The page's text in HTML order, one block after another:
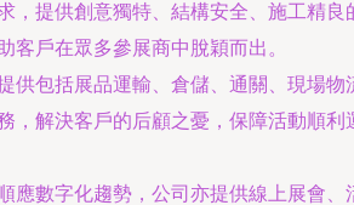
，提供創意獨特、結構安全、施工精良
客戶在眾多參展商中脫穎而出。
供包括展品運輸、倉儲、通關、現場物
，解決客戶的后顧之憂，保障活動順利
應數字化趨勢，公司亦提供線上展會、